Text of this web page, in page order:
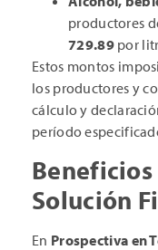
productores
729.89por
Estos montos
los productores y
cálculo y
período
Solución
En Prospectiva en